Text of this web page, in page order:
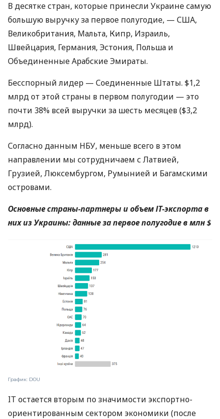
В десятке стран, которые принесли Украине самую
большую выручку за первое полугодие, — США,
Великобритания, Мальта, Кипр, Израиль,
Швейцария, Германия, Эстония, Польша и
Объединенные Арабские Эмираты.
Бесспорный лидер — Соединенные Штаты. $1,2
млрд от этой страны в первом полугодии — это
почти 38% всей выручки за шесть месяцев ($3,2
млрд).
Согласно данным НБУ, меньше всего в этом
направлении мы сотрудничаем с Латвией,
Грузией, Люксембургом, Румынией и Багамскими
островами.
Основные страны-партнеры и объемІТ-экспорта в
них из Украины: данные за первое полугодие в млн $
График: DOU
IT остается вторым по значимости экспортно-
ориентированным сектором экономики (после